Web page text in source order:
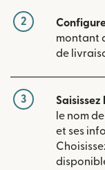
2
montant
de
3
le nom
et ses